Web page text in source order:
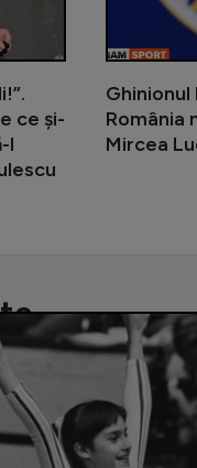
ce și-
l
Ghinionul
România
Mircea